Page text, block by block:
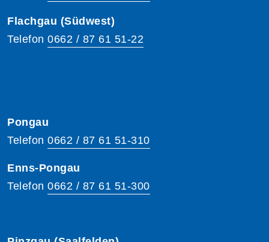
Flachgau (Südwest)
Telefon 0662 / 87 61 51-22
Pongau
Telefon 0662 / 87 61 51-310
Enns-Pongau
Telefon 0662 / 87 61 51-300